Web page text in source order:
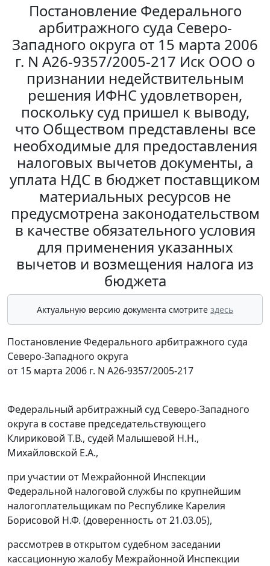
Постановление Федерального
арбитражного суда Северо-
Западного округа от 15 марта 2006
г. N А26-9357/2005-217 Иск ООО о
признании недействительным
решения ИФНС удовлетворен,
поскольку суд пришел к выводу,
что Обществом представлены все
необходимые для предоставления
налоговых вычетов документы, а
уплата НДС в бюджет поставщиком
материальных ресурсов не
предусмотрена законодательством
в качестве обязательного условия
для применения указанных
вычетов и возмещения налога из
бюджета
Актуальную версию документа смотрите здесь
Постановление Федерального арбитражного суда
Северо-Западного округа
от 15 марта 2006 г. N А26-9357/2005-217
Федеральный арбитражный суд Северо-Западного
округа в составе председательствующего
Клириковой Т.В., судей Малышевой Н.Н.,
Михайловской Е.А.,
при участии от Межрайонной Инспекции
Федеральной налоговой службы по крупнейшим
налогоплательщикам по Республике Карелия
Борисовой Н.Ф. (доверенность от 21.03.05),
рассмотрев в открытом судебном заседании
кассационную жалобу Межрайонной Инспекции